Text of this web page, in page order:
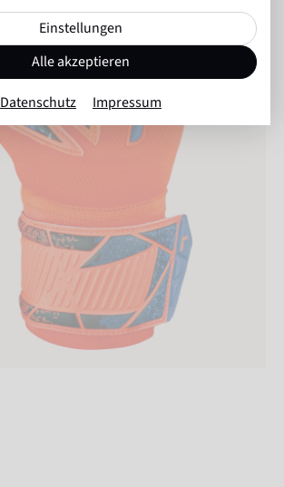
Einstellungen
Alle akzeptieren
Datenschutz Impressum